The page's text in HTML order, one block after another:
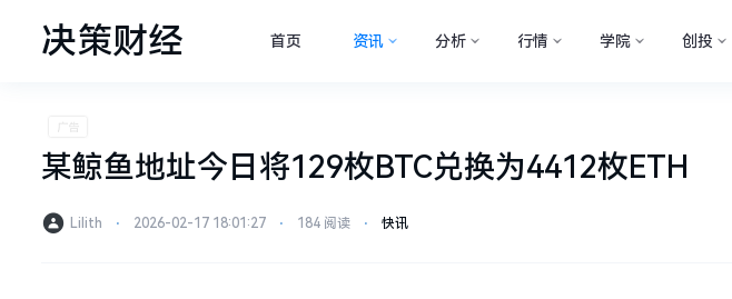
决策财经 首页 资讯 分析 行情 学院 创投
某鲸鱼地址今日将129枚BTC兑换为4412枚ETH
Lilith ⋅ 2026-02-17 18:01:27 ⋅ 184 阅读 ⋅ 快讯